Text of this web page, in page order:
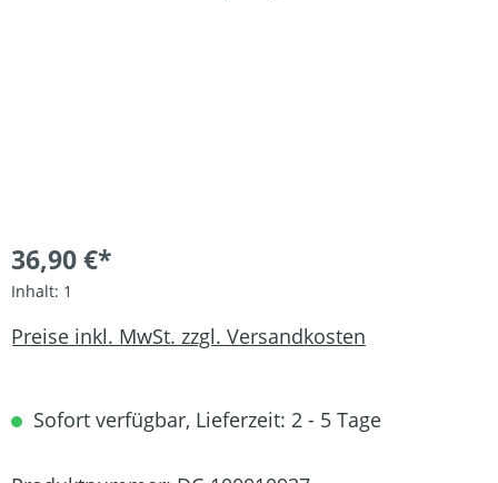
36,90 €*
Inhalt: 1
Preise inkl. MwSt. zzgl. Versandkosten
Sofort verfügbar, Lieferzeit: 2 - 5 Tage